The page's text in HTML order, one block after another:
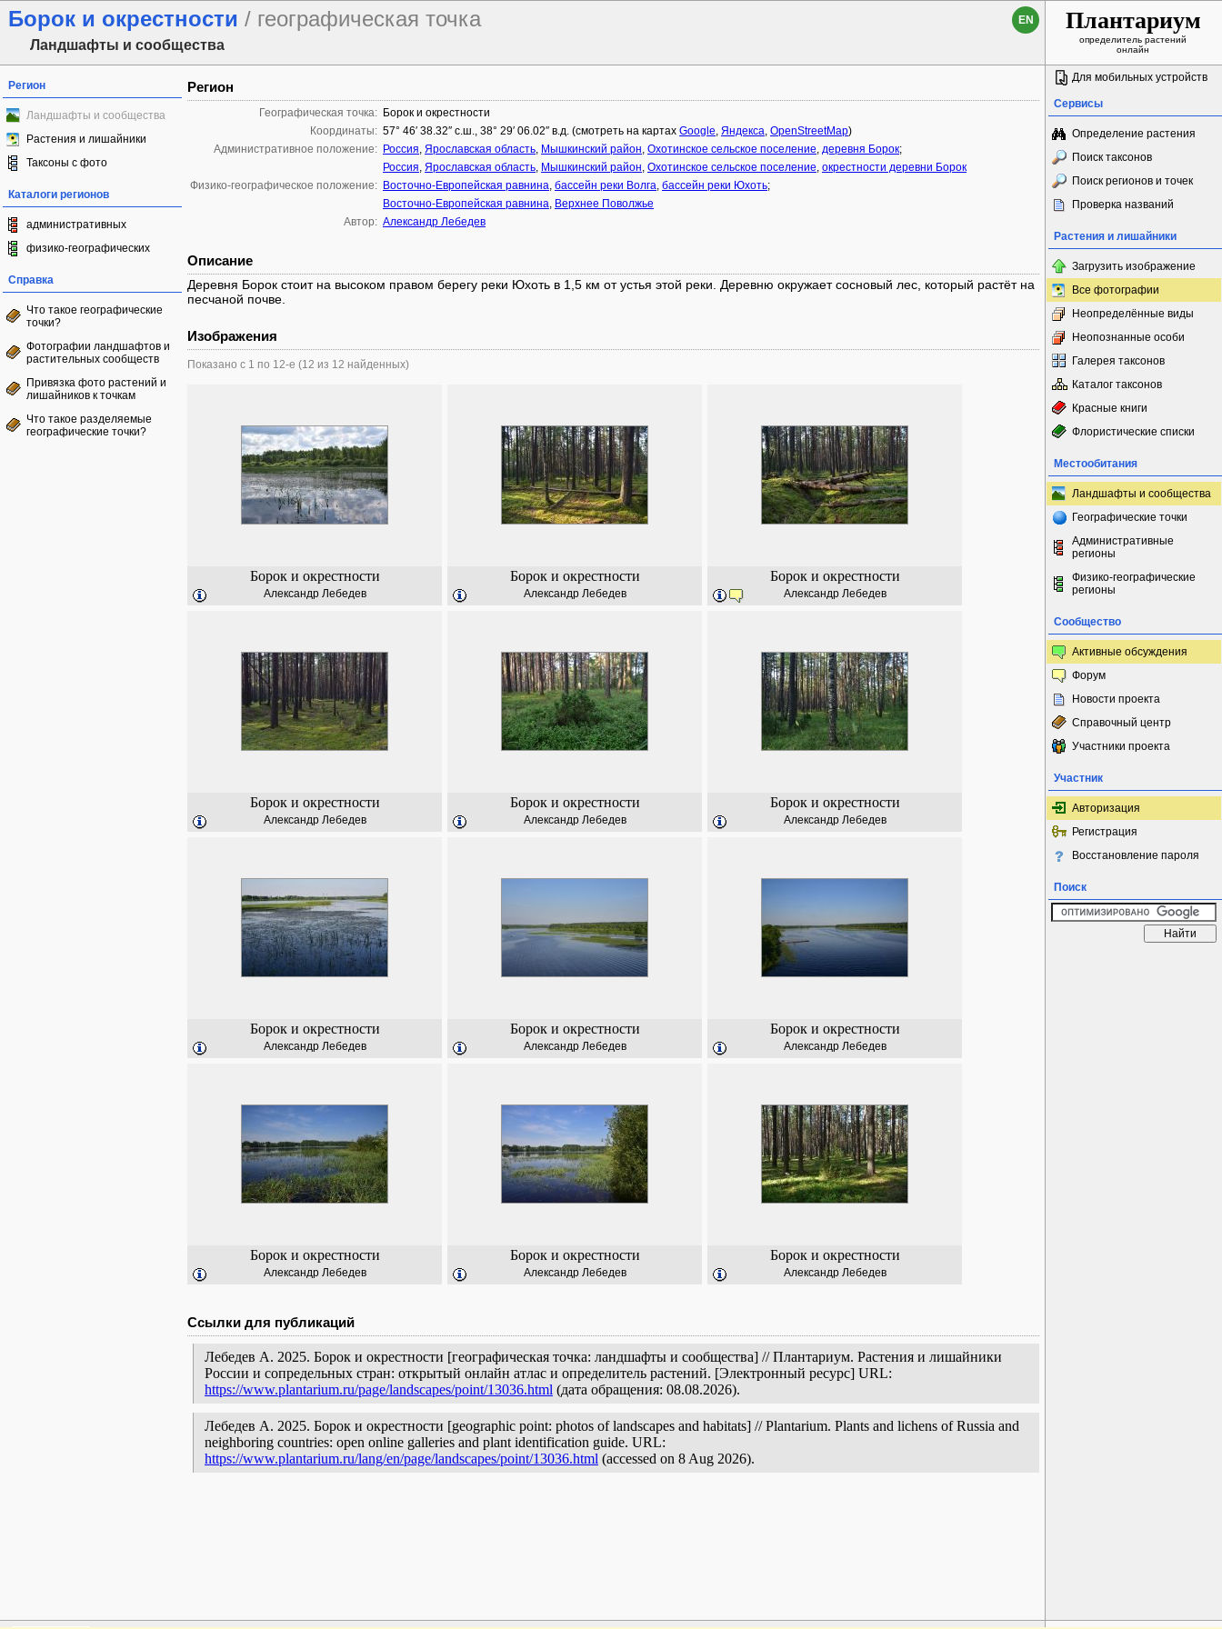
Борок и окрестности / географическая точка
Ландшафты и сообщества
EN Плантариум
определитель растений
онлайн
Регион
Ландшафты и сообщества
Растения и лишайники
Таксоны с фото
Каталоги регионов
административных
физико-географических
Справка
Что такое географические
точки?
Фотографии ландшафтов и
растительных сообществ
Привязка фото растений и
лишайников к точкам
Что такое разделяемые
географические точки?
Регион
Географическая точка: Борок и окрестности
Координаты: 57° 46′ 38.32″ с.ш., 38° 29′ 06.02″ в.д. (смотреть на картах Google, Яндекса, OpenStreetMap)
Административное положение: Россия, Ярославская область, Мышкинский район, Охотинское сельское поселение, деревня Борок;
Россия, Ярославская область, Мышкинский район, Охотинское сельское поселение, окрестности деревни Борок
Физико-географическое положение: Восточно-Европейская равнина, бассейн реки Волга, бассейн реки Юхоть;
Восточно-Европейская равнина, Верхнее Поволжье
Автор: Александр Лебедев
Описание
Деревня Борок стоит на высоком правом берегу реки Юхоть в 1,5 км от устья этой реки. Деревню окружает сосновый лес, который растёт на
песчаной почве.
Изображения
Показано с 1 по 12-е (12 из 12 найденных)
Борок и окрестности
Александр Лебедев
Борок и окрестности
Александр Лебедев
Борок и окрестности
Александр Лебедев
Борок и окрестности
Александр Лебедев
Борок и окрестности
Александр Лебедев
Борок и окрестности
Александр Лебедев
Борок и окрестности
Александр Лебедев
Борок и окрестности
Александр Лебедев
Борок и окрестности
Александр Лебедев
Борок и окрестности
Александр Лебедев
Борок и окрестности
Александр Лебедев
Борок и окрестности
Александр Лебедев
Ссылки для публикаций
Лебедев А. 2025. Борок и окрестности [географическая точка: ландшафты и сообщества] // Плантариум. Растения и лишайники
России и сопредельных стран: открытый онлайн атлас и определитель растений. [Электронный ресурс] URL:
https://www.plantarium.ru/page/landscapes/point/13036.html (дата обращения: 08.08.2026).
Лебедев А. 2025. Борок и окрестности [geographic point: photos of landscapes and habitats] // Plantarium. Plants and lichens of Russia and
neighboring countries: open online galleries and plant identification guide. URL:
https://www.plantarium.ru/lang/en/page/landscapes/point/13036.html (accessed on 8 Aug 2026).
Для мобильных устройств
Сервисы
Определение растения
Поиск таксонов
Поиск регионов и точек
Проверка названий
Растения и лишайники
Загрузить изображение
Все фотографии
Неопределённые виды
Неопознанные особи
Галерея таксонов
Каталог таксонов
Красные книги
Флористические списки
Местообитания
Ландшафты и сообщества
Географические точки
Административные
регионы
Физико-географические
регионы
Сообщество
Активные обсуждения
Форум
Новости проекта
Справочный центр
Участники проекта
Участник
Авторизация
Регистрация
Восстановление пароля
Поиск